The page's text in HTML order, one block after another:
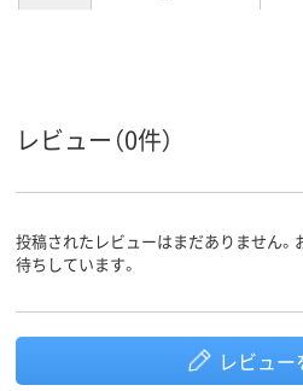
レビュー（0件）
投稿されたレビューはまだありません
待ちしています。
レビュー